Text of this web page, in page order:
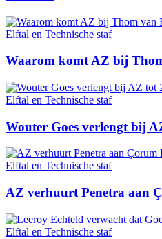
Elftal en Technische staf
Waarom komt AZ bij
Elftal en Technische staf
Wouter Goes verlengt bij
Elftal en Technische staf
AZ verhuurt Penetra aan
Elftal en Technische staf